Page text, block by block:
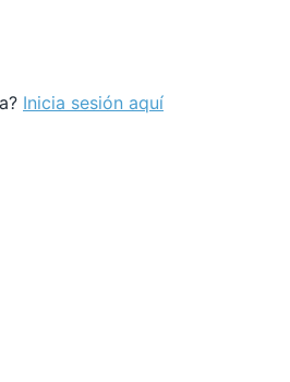
Inicia sesión aquí